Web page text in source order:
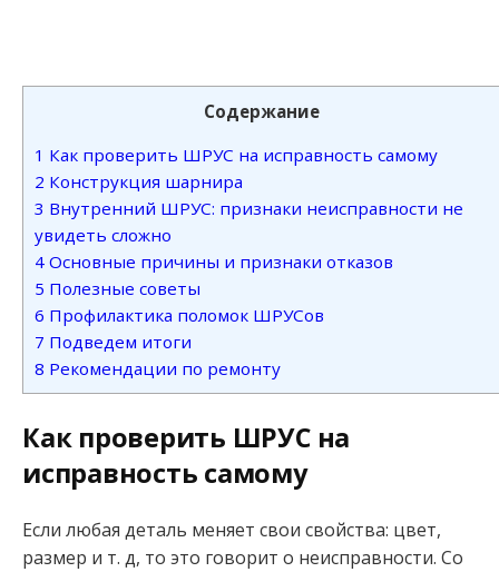
Содержание
1 Как проверить ШРУС на исправность самому
2 Конструкция шарнира
3 Внутренний ШРУС: признаки неисправности не
увидеть сложно
4 Основные причины и признаки отказов
5 Полезные советы
6 Профилактика поломок ШРУСов
7 Подведем итоги
8 Рекомендации по ремонту
Как проверить ШРУС на
исправность самому
Если любая деталь меняет свои свойства: цвет,
размер и т. д, то это говорит о неисправности. Со